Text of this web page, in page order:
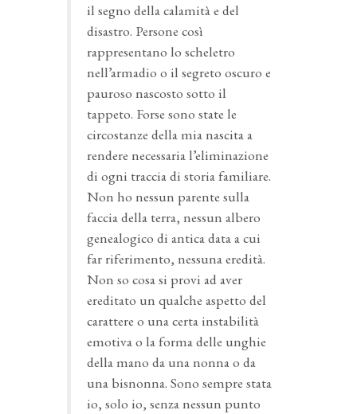
il segno della calamità e del
disastro. Persone così
rappresentano lo scheletro
nell’armadio o il segreto oscuro e
pauroso nascosto sotto il
tappeto. Forse sono state le
circostanze della mia nascita a
rendere necessaria l’eliminazione
di ogni traccia di storia familiare.
Non ho nessun parente sulla
faccia della terra, nessun albero
genealogico di antica data a cui
far riferimento, nessuna eredità.
Non so cosa si provi ad aver
ereditato un qualche aspetto del
carattere o una certa instabilità
emotiva o la forma delle unghie
della mano da una nonna o da
una bisnonna. Sono sempre stata
io, solo io, senza nessun punto